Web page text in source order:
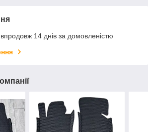
14 днів за домовленістю